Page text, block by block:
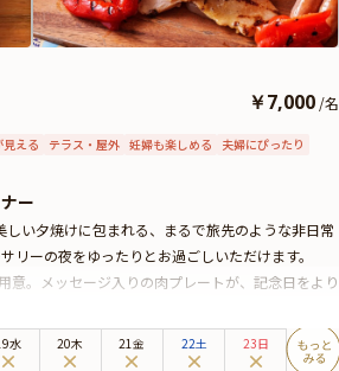
￥7,000 /名
見える テラス・屋外 妊婦も楽しめる
夫婦にぴったり
ー
い夕焼けに包まれる、まるで旅先のような非日常
ーの夜をゆったりとお過ごしいただけます。
。メッセージ入りの肉プレートが、記念日をより
好みのスタイルで楽しめるリゾートBBQを満喫い
水 20木 21金 22土 23日